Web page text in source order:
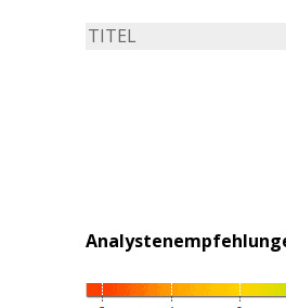
TITEL